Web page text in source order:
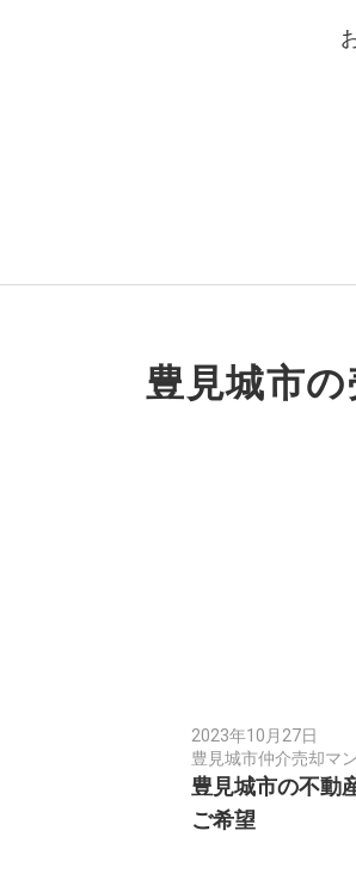
豊見城市
2023年10月27日
豊見城市仲介売却マ
豊見城市の不動
ご希望